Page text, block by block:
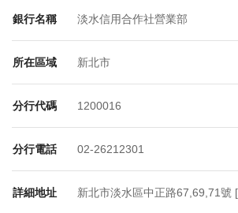
銀行名稱 淡水信用合作社營業部
所在區域 新北市
分行代碼 1200016
分行電話 02-26212301
詳細地址 新北市淡水區中正路67,69,71號 [